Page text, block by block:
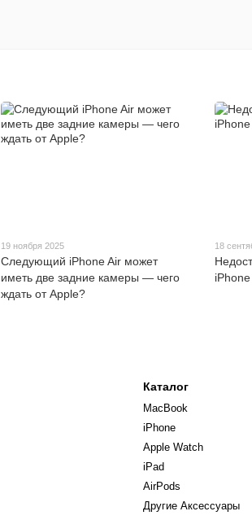
19 ноября 2025
Следующий iPhone Air может
иметь две задние камеры — чего
ждать от Apple?
18
Каталог
MacBook
iPhone
Apple Watch
iPad
AirPods
Другие Аксессуары